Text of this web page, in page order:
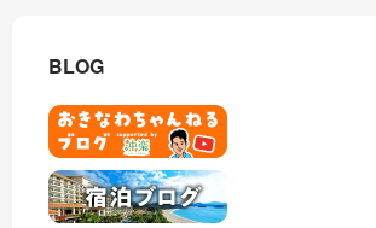
BLOG